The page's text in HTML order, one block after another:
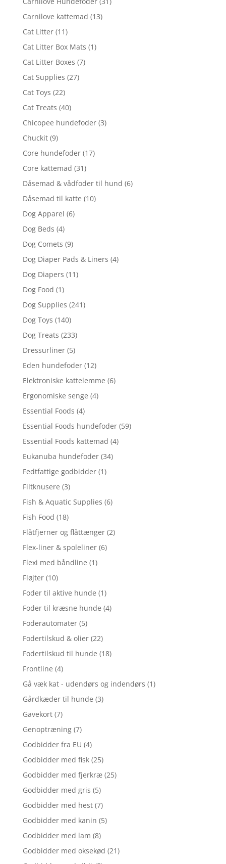
Carnilove kattemad (13)
Cat Litter (11)
Cat Litter Box Mats (1)
Cat Litter Boxes (7)
Cat Supplies (27)
Cat Toys (22)
Cat Treats (40)
Chicopee hundefoder (3)
Chuckit (9)
Core hundefoder (17)
Core kattemad (31)
Dåsemad & vådfoder til hund (6)
Dåsemad til katte (10)
Dog Apparel (6)
Dog Beds (4)
Dog Comets (9)
Dog Diaper Pads & Liners (4)
Dog Diapers (11)
Dog Food (1)
Dog Supplies (241)
Dog Toys (140)
Dog Treats (233)
Dressurliner (5)
Eden hundefoder (12)
Elektroniske kattelemme (6)
Ergonomiske senge (4)
Essential Foods (4)
Essential Foods hundefoder (59)
Essential Foods kattemad (4)
Eukanuba hundefoder (34)
Fedtfattige godbidder (1)
Filtknusere (3)
Fish & Aquatic Supplies (6)
Fish Food (18)
Flåtfjerner og flåttænger (2)
Flex-liner & spoleliner (6)
Flexi med båndline (1)
Fløjter (10)
Foder til aktive hunde (1)
Foder til kræsne hunde (4)
Foderautomater (5)
Fodertilskud & olier (22)
Fodertilskud til hunde (18)
Frontline (4)
Gå væk kat - udendørs og indendørs (1)
Gårdkæder til hunde (3)
Gavekort (7)
Genoptræning (7)
Godbidder fra EU (4)
Godbidder med fisk (25)
Godbidder med fjerkræ (25)
Godbidder med gris (5)
Godbidder med hest (7)
Godbidder med kanin (5)
Godbidder med lam (8)
Godbidder med oksekød (21)